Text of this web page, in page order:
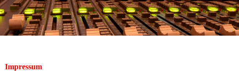
Impressum